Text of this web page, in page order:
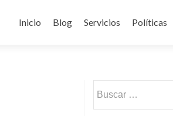
al
Inicio Blog Servicios Políticas